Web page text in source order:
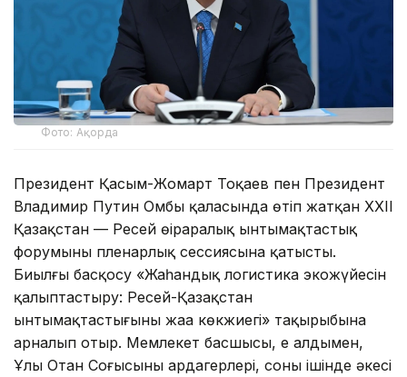
Фото: Ақорда
Президент Қасым-Жомарт Тоқаев пен Президент
Владимир Путин Омбы қаласында өтіп жатқан XXII
Қазақстан — Ресей өңіраралық ынтымақтастық
форумының пленарлық сессиясына қатысты.
Биылғы басқосу «Жаһандық логистика экожүйесін
қалыптастыру: Ресей-Қазақстан
ынтымақтастығының жаңа көкжиегі» тақырыбына
арналып отыр. Мемлекет басшысы, ең алдымен,
Ұлы Отан Соғысының ардагерлері, соның ішінде әкесі